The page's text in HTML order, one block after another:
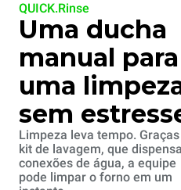
QUICK.Rinse
Uma ducha
manual para
uma
sem
Limpeza leva tempo.
kit de lavagem, que dispensa
conexões de água, a equipe
pode limpar o forno em um